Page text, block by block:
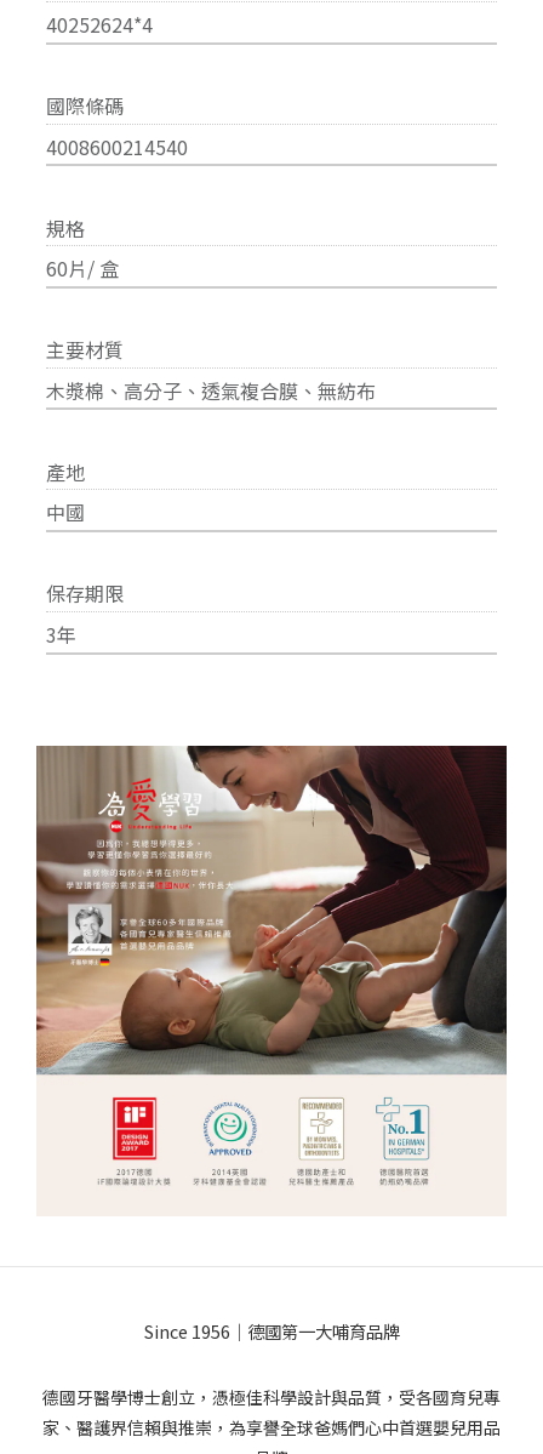
40252624*4
國際條碼
4008600214540
規格
60片/ 盒
主要材質
木漿棉、高分子、透氣複合膜、無紡布
產地
中國
保存期限
3年
Since 1956｜德國第一大哺育品牌
德國牙醫學博士創立，憑極佳科學設計與品質，受各國育兒專
家、醫護界信賴與推崇，為享譽全球爸媽們心中首選嬰兒用品